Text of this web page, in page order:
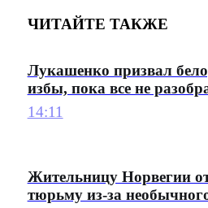
ЧИТАЙТЕ ТАКЖЕ
Лукашенко призвал
избы, пока все не
14:11
Жительницу Норвегии
тюрьму из-за